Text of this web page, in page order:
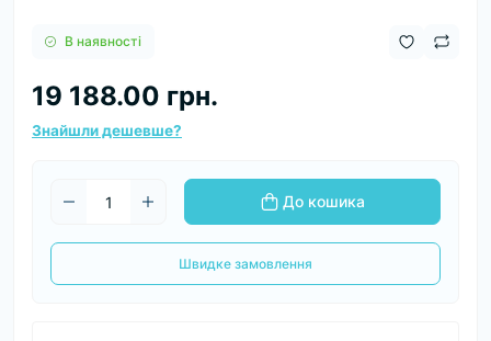
В наявності
19 188.00 грн.
Знайшли дешевше?
До кошика
Швидке замовлення